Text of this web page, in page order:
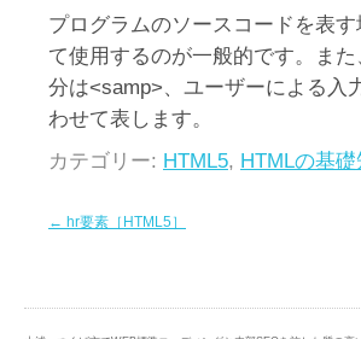
プログラムのソースコードを表
て使用するのが一般的です。ま
分は<samp>、ユーザーによる入
わせて表します。
カテゴリー: HTML5, HTMLの基
← hr要素［HTML5］